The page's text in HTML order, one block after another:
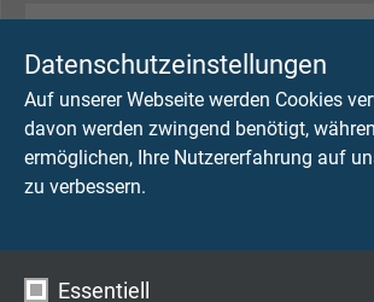
Datenschutzeinstellungen
Auf unserer Webseite werden Cookies
davon werden zwingend benötigt,
ermöglichen, Ihre Nutzererfahrung auf
zu verbessern.
Essentiell
Paare Umlegung aus verzinnten Cu-
optische Bedeckung min. 90%
Mantelmaterial
Spezial-PUR